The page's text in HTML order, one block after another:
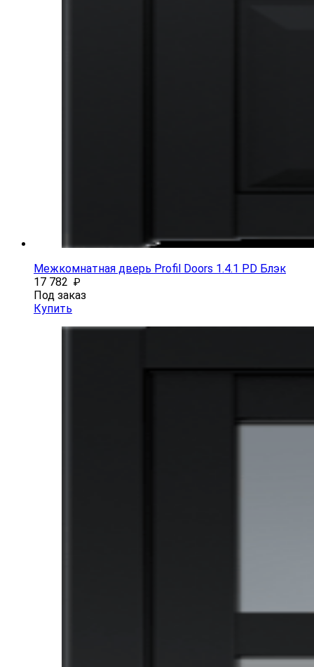
Межкомнатная дверь Profil Doors 1.4.1 PD Блэк
17 782 ₽
Под заказ
Купить